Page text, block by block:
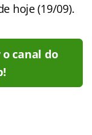
hoje (19/09).
canal do